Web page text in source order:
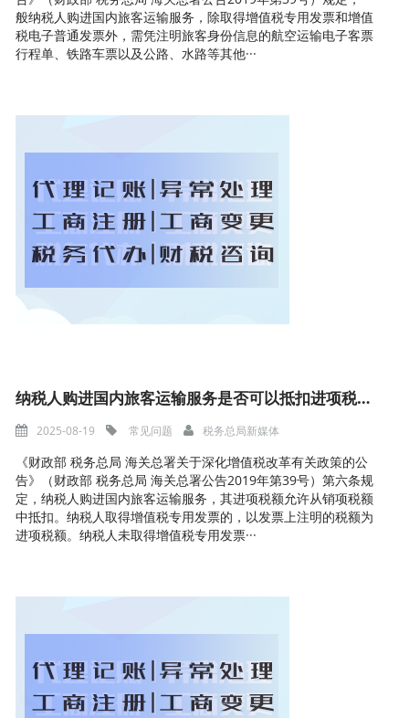
般纳税人购进国内旅客运输服务，除取得增值税专用发票和增值
税电子普通发票外，需凭注明旅客身份信息的航空运输电子客票
行程单、铁路车票以及公路、水路等其他···
纳税人购进国内旅客运输服务是否可以抵扣进项税额？如何抵扣
2025-08-19 常见问题 税务总局新媒体
《财政部 税务总局 海关总署关于深化增值税改革有关政策的公
告》（财政部 税务总局 海关总署公告2019年第39号）第六条规
定，纳税人购进国内旅客运输服务，其进项税额允许从销项税额
中抵扣。纳税人取得增值税专用发票的，以发票上注明的税额为
进项税额。纳税人未取得增值税专用发票···